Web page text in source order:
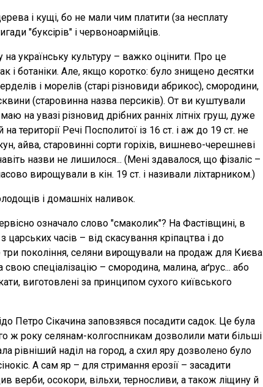
і кущі, бо не мали чим платити (за несплату
"буксірів" і червоноармійців.
українську культуру – важко оцінити. Про це
і ботаніки. Але, якщо коротко: було знищено десятки
і морелів (старі різновиди абрикос), смородини,
(старовинна назва персиків). От ви куштували
на увазі різновид дрібних ранніх літніх груш, дуже
території Речі Посполитої із 16 ст. і аж до 19 ст. не
айва, старовинні сорти горіхів, вишнево-черешневі
назви не лишилося... (Мені здавалося, що фізаліс –
вирощували в кін. 19 ст. і називали ліхтарником.)
і домашніх наливок.
означало слово "смаколик"? На Фастівщині, в
часів – від скасування кріпацтва і до
покоління, селяни вирощували на продаж для Києва
спеціалізацію – смородина, малина, аґрус... або
виготовлені за принципом сухого київського
Петро Сікачина заповзявся посадити садок. Це була
ж року селянам-колгоспникам дозволили мати більші
рівніший наділ на город, а схил яру дозволено було
А сам яр – для стримання ерозії – засадити
верби, осокори, вільхи, терносливи, а також ліщину й